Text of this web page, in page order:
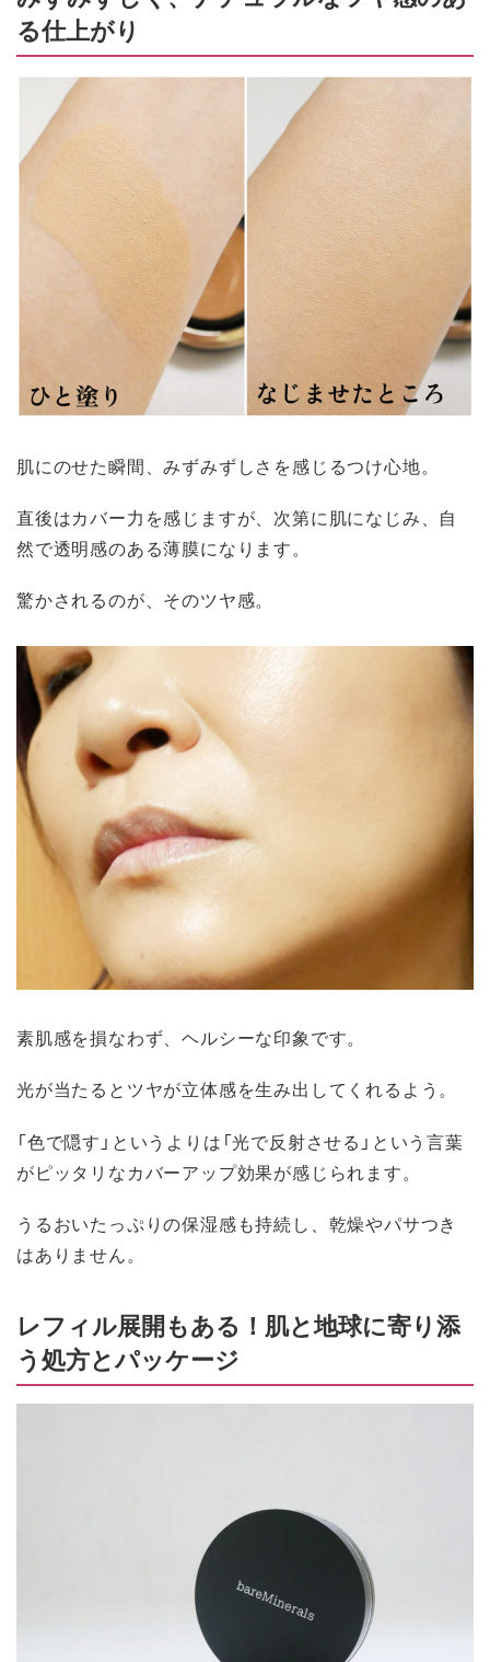
る仕上がり
肌にのせた瞬間、みずみずしさを感じるつけ心地。
直後はカバー力を感じますが、次第に肌になじみ、自
然で透明感のある薄膜になります。
驚かされるのが、そのツヤ感。
素肌感を損なわず、ヘルシーな印象です。
光が当たるとツヤが立体感を生み出してくれるよう。
「色で隠す」というよりは「光で反射させる」という言葉
がピッタリなカバーアップ効果が感じられます。
うるおいたっぷりの保湿感も持続し、乾燥やパサつき
はありません。
レフィル展開もある！肌と地球に寄り添
う処方とパッケージ